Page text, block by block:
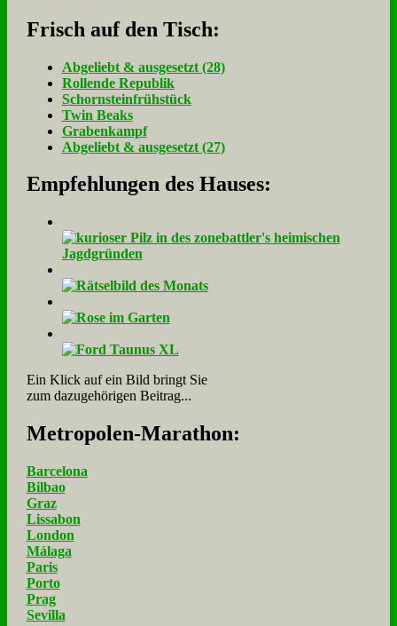
Frisch auf den Tisch:
Ab­ge­liebt & aus­ge­setzt (28)
Rol­len­de Re­pu­blik
Schorn­stein­früh­stück
Twin Beaks
Gra­ben­kampf
Ab­ge­liebt & aus­ge­setzt (27)
Empfehlungen des Hauses:
Ein Klick auf ein Bild bringt Sie
zum dazugehörigen Beitrag...
Me­tro­po­len-Ma­ra­thon:
Barcelona
Bilbao
Graz
Lissabon
London
Málaga
Paris
Porto
Prag
Sevilla